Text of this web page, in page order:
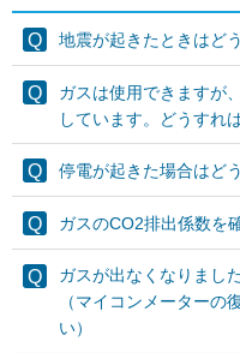
地震が起きたときはど
ガスは使用できますが
しています。どうすれ
停電が起きた場合はど
ガスのCO2排出係数を
ガスが出なくなりまし
（マイコンメーターの
い）